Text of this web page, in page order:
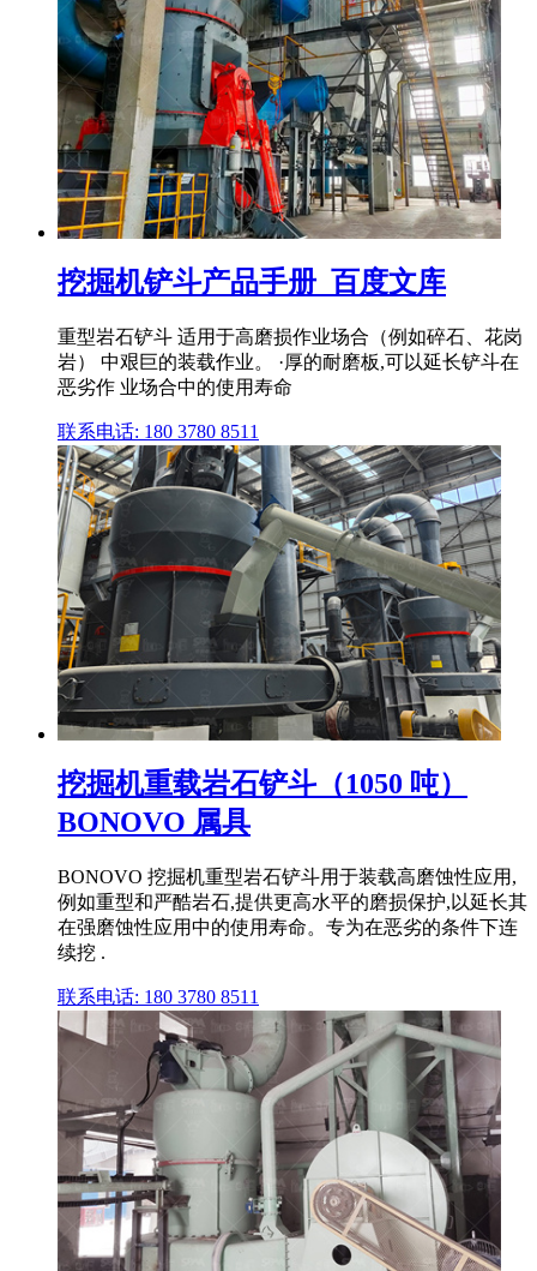
挖掘机铲斗产品手册_百度文库
重型岩石铲斗 适用于高磨损作业场合（例如碎石、花岗
岩） 中艰巨的装载作业。 ·厚的耐磨板,可以延长铲斗在
恶劣作 业场合中的使用寿命
联系电话: 180 3780 8511
挖掘机重载岩石铲斗（1050 吨）
BONOVO 属具
BONOVO 挖掘机重型岩石铲斗用于装载高磨蚀性应用,
例如重型和严酷岩石,提供更高水平的磨损保护,以延长其
在强磨蚀性应用中的使用寿命。专为在恶劣的条件下连
续挖 .
联系电话: 180 3780 8511